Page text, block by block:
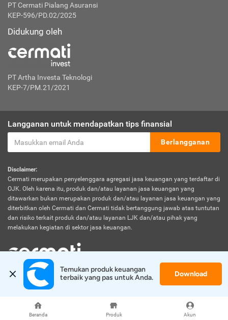
Beranda Produk Akun
PT Cermati Pialang Asuransi
KEP-596/PD.02/2025
Didukung oleh
PT Artha Investa Teknologi
KEP-7/PM.21/2021
Langganan untuk mendapatkan tips finansial
Berlangganan
Disclaimer:
Cermati merupakan penyelenggara agregasi jasa keuangan yang terdaftar di
OJK. Oleh karena itu, produk dan/atau layanan jasa keuangan yang
ditawarkan bukan merupakan produk dan/atau layanan jasa keuangan yang
diterbitkan oleh Cermati dan Cermati tidak bertanggung jawab atas tuntutan
dan risiko terkait produk dan/atau layanan LJK dan/atau pihak yang
melakukan kegiatan di sektor jasa keuangan.
© 2026 Cermati. All Rights Reserved.
Temukan produk keuangan
terbaik yang pas untuk Anda.
Download